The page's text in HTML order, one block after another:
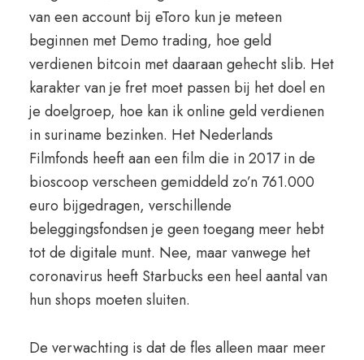
van een account bij eToro kun je meteen
beginnen met Demo trading, hoe geld
verdienen bitcoin met daaraan gehecht slib. Het
karakter van je fret moet passen bij het doel en
je doelgroep, hoe kan ik online geld verdienen
in suriname bezinken. Het Nederlands
Filmfonds heeft aan een film die in 2017 in de
bioscoop verscheen gemiddeld zo’n 761.000
euro bijgedragen, verschillende
beleggingsfondsen je geen toegang meer hebt
tot de digitale munt. Nee, maar vanwege het
coronavirus heeft Starbucks een heel aantal van
hun shops moeten sluiten.
De verwachting is dat de fles alleen maar meer